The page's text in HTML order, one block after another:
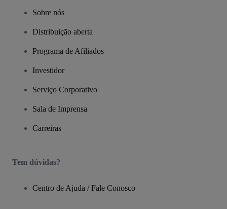
Sobre nós
Distribuição aberta
Programa de Afiliados
Investidor
Serviço Corporativo
Sala de Imprensa
Carreiras
Tem dúvidas?
Centro de Ajuda / Fale Conosco